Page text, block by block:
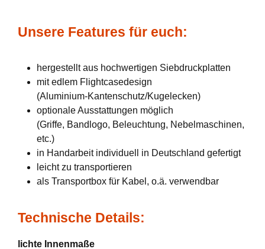
Unsere Features für euch:
hergestellt aus hochwertigen Siebdruckplatten
mit edlem Flightcasedesign
(Aluminium-Kantenschutz/Kugelecken)
optionale Ausstattungen möglich
(Griffe, Bandlogo, Beleuchtung, Nebelmaschinen,
etc.)
in Handarbeit individuell in Deutschland gefertigt
leicht zu transportieren
als Transportbox für Kabel, o.ä. verwendbar
Technische Details:
lichte Innenmaße